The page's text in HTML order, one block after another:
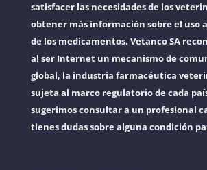
satisfacer las necesidades de los
obtener más información sobre el uso
de los medicamentos. Vetanco SA
al ser Internet un mecanismo de
global, la industria farmacéutica
sujeta al marco regulatorio de cada
sugerimos consultar a un profesional
tienes dudas sobre alguna condición